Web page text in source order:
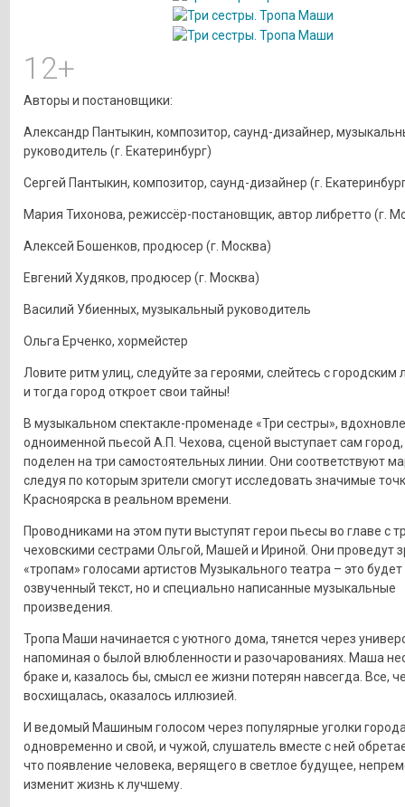
12+
Авторы и постановщики:
Александр Пантыкин, композитор, саунд-дизайнер,
руководитель (г. Екатеринбург)
Сергей Пантыкин, композитор, саунд-дизайнер (г.
Мария Тихонова, режиссёр-постановщик, автор либретто (г.
Алексей Бошенков, продюсер (г. Москва)
Евгений Худяков, продюсер (г. Москва)
Василий Убиенных, музыкальный руководитель
Ольга Ерченко, хормейстер
Ловите ритм улиц, следуйте за героями, слейтесь с
и тогда город откроет свои тайны!
В музыкальном спектакле-променаде «Три сестры»,
одноименной пьесой А.П. Чехова, сценой выступает сам
поделен на три самостоятельных линии. Они соответствуют
следуя по которым зрители смогут исследовать значимые
Красноярска в реальном времени.
Проводниками на этом пути выступят герои пьесы во главе с
чеховскими сестрами Ольгой, Машей и Ириной. Они проведут
«тропам» голосами артистов Музыкального театра – это будет
озвученный текст, но и специально написанные музыкальные
произведения.
Тропа Маши начинается с уютного дома, тянется через
напоминая о былой влюбленности и разочарованиях. Маша
браке и, казалось бы, смысл ее жизни потерян навсегда. Все,
восхищалась, оказалось иллюзией.
И ведомый Машиным голосом через популярные уголки
одновременно и свой, и чужой, слушатель вместе с ней
что появление человека, верящего в светлое будущее,
изменит жизнь к лучшему.